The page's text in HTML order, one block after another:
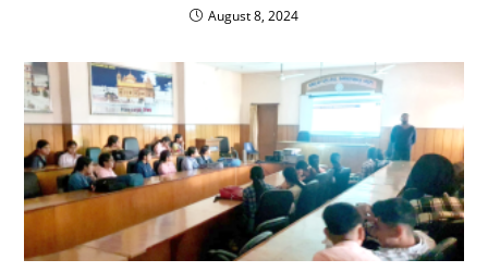
August 8, 2024